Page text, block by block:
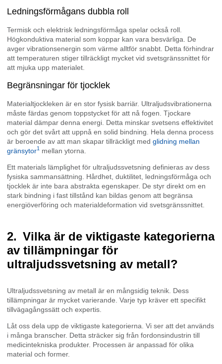
Ledningsförmågans dubbla roll
Termisk och elektrisk ledningsförmåga spelar också roll.
Högkonduktiva material som koppar kan vara besvärliga. De
avger vibrationsenergin som värme alltför snabbt. Detta förhindrar
att temperaturen stiger tillräckligt mycket vid svetsgränssnittet för
att mjuka upp materialet.
Begränsningar för tjocklek
Materialtjockleken är en stor fysisk barriär. Ultraljudsvibrationerna
måste färdas genom toppstycket för att nå fogen. Tjockare
material dämpar denna energi. Detta minskar svetsens effektivitet
och gör det svårt att uppnå en solid bindning. Hela denna process
är beroende av att man skapar tillräckligt med glidning mellan
gränsytor1 mellan ytorna.
Ett materials lämplighet för ultraljudssvetsning definieras av dess
fysiska sammansättning. Hårdhet, duktilitet, ledningsförmåga och
tjocklek är inte bara abstrakta egenskaper. De styr direkt om en
stark bindning i fast tillstånd kan bildas genom att begränsa
energiöverföring och materialdeformation vid svetsgränssnittet.
Vilka är de viktigaste kategorierna
av tillämpningar för
ultraljudssvetsning av metall?
Ultraljudssvetsning av metall är en mångsidig teknik. Dess
tillämpningar är mycket varierande. Varje typ kräver ett specifikt
tillvägagångssätt och expertis.
Låt oss dela upp de viktigaste kategorierna. Vi ser att det används
i många branscher. Detta sträcker sig från fordonsindustrin till
medicintekniska produkter. Processen är anpassad för olika
material och former.